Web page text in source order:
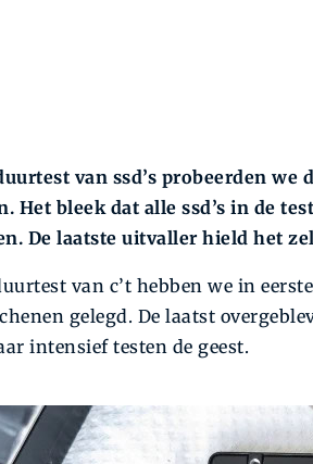
van ssd’s probeerden we
Het bleek dat alle ssd’s in de
De laatste uitvaller hield het
van c’t hebben we in
gelegd. De laatst
intensief testen de geest.